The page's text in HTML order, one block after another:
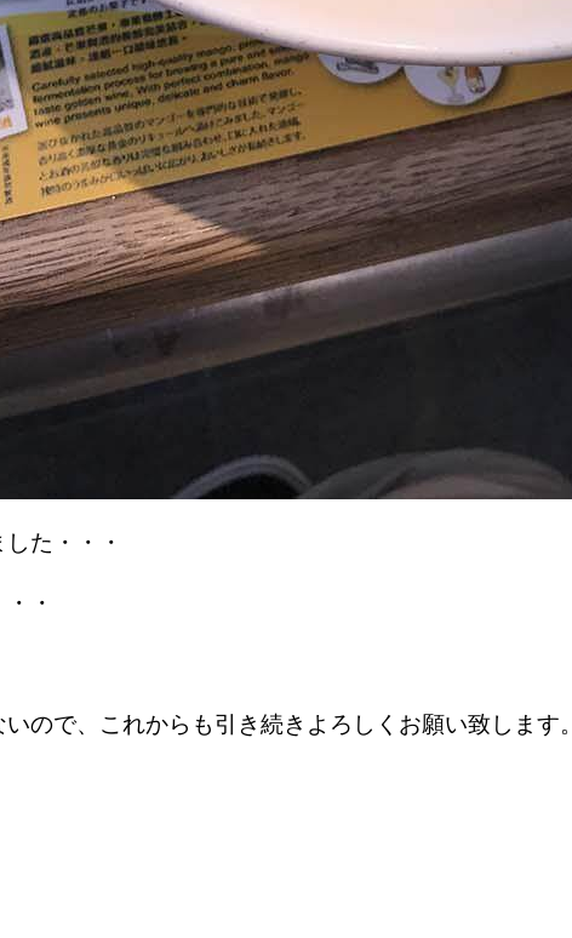
た・・・
・
ので、これからも引き続きよろしくお願い致します。